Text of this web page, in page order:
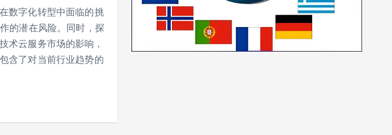
数字化转型中面临的挑
的潜在风险。同时，探
术云服务市场的影响，
含了对当前行业趋势的